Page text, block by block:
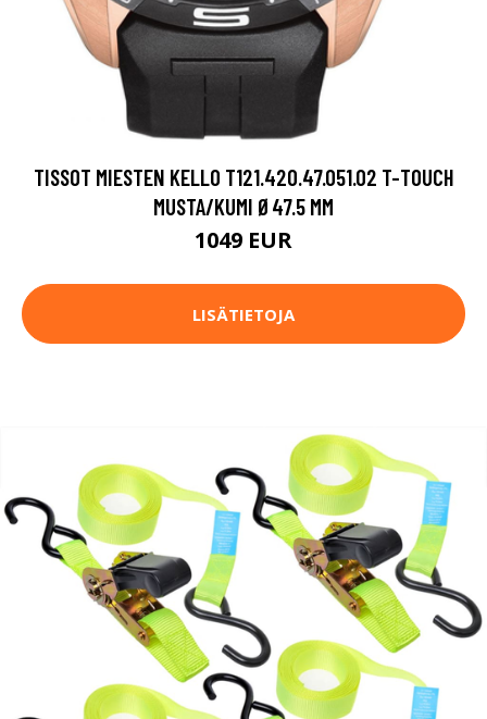
TISSOT MIESTEN KELLO T121.420.47.051.02 T-TOUCH
MUSTA/KUMI Ø47.5 MM
1049 EUR
LISÄTIETOJA